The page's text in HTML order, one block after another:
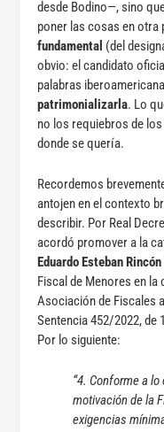
desde Bodino—, sino
poner las cosas en otra
fundamental (del
obvio: el candidato
palabras
patrimonializarla. Lo
no los requiebros de
donde se quería.
Recordemos
antojen en el contexto
describir. Por Real
acordó promover a la
Eduardo Esteban Rincón
Fiscal de Menores en
Asociación de Fiscales
Sentencia 452/2022, de
Por lo siguiente:
“4. Conforme a
motivación de la
exigencias